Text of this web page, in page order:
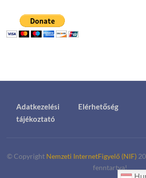
Adatkezelési
tájékoztató
Elérhetőség
© Copyright Nemzeti InternetFigyelő (NIF)
fenntartva!